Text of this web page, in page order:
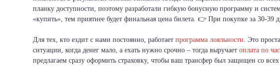
планку доступности, поэтому разработали гибкую бонусную программу и
«купить», тем приятнее будет финальная цена билета. 👉 При покупке за 30-
Для тех, кто ездит с нами постоянно, работает программа лояльности. Это
ситуации, когда денег мало, а ехать нужно срочно – тогда выручает оплата по
предлагаем сразу оформить страховку, чтобы ваш трансфер был защищен со всех